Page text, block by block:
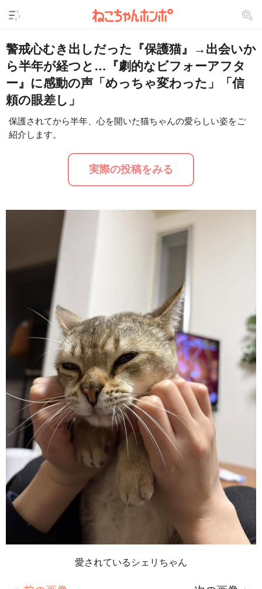
警戒心むき出しだった『保護猫』→出会いか
ら半年が経つと…『劇的なビフォーアフタ
ー』に感動の声「めっちゃ変わった」「信
頼の眼差し」
U
a
:
.
保護されてから半年、心を開いた猫ちゃんの愛らしい姿をご
紹介します。
実際の投稿をみる
愛されているシェリちゃん